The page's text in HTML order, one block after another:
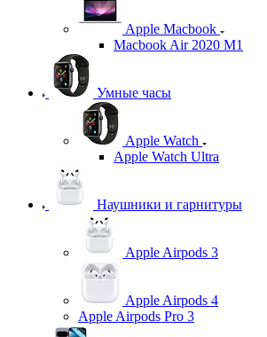
Apple Macbook
Macbook Air 2020 M1
Умные часы
Apple Watch
Apple Watch Ultra
Наушники и гарнитуры
Apple Airpods 3
Apple Airpods 4
Apple Airpods Pro 3